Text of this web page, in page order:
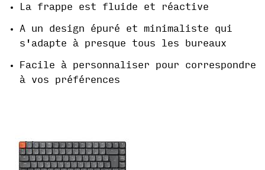
La frappe est fluide et réactive
A un design épuré et minimaliste qui
s'adapte à presque tous les bureaux
Facile à personnaliser pour correspondre
à vos préférences